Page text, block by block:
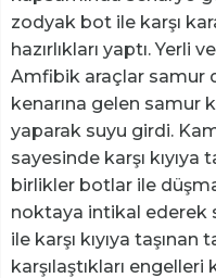
zodyak bot ile karşı
hazırlıkları yaptı. Yerli
Amfibik araçlar samur
kenarına gelen samur
yaparak suyu girdi.
sayesinde karşı kıyıya
birlikler botlar ile
noktaya intikal ederek
ile karşı kıyıya
karşılaştıkları